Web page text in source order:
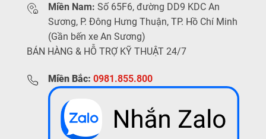
Miền Nam: Số 65F6, đường DD9 KDC An
Sương, P. Đông Hưng Thuận, TP. Hồ Chí Minh
(Gần bến xe An Sương)
BÁN HÀNG & HỖ TRỢ KỸ THUẬT 24/7
Miền Bắc: 0981.855.800